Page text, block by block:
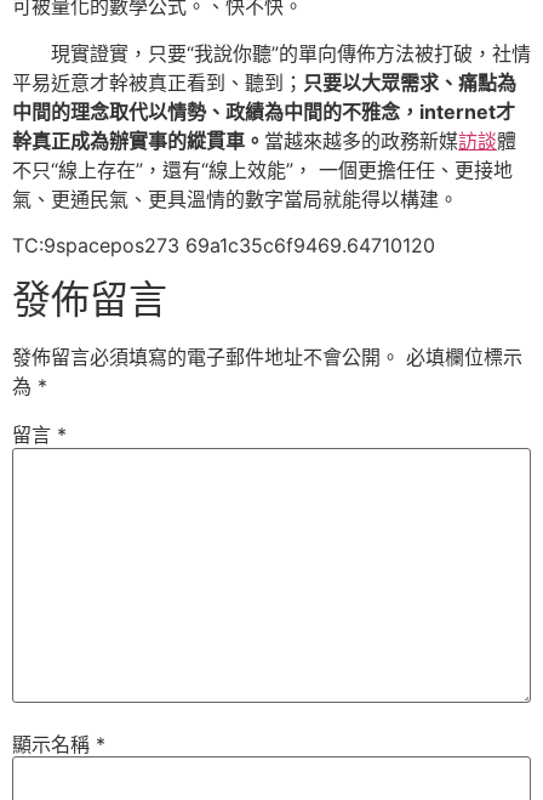
可被量化的數學公式。、快不快。
現實證實，只要“我說你聽”的單向傳佈方法被打破，社情
平易近意才幹被真正看到、聽到； 只要以大眾需求、痛點為
中間的理念取代以情勢、政績為中間的不雅念，internet才
幹真正成為辦實事的縱貫車。 當越來越多的政務新媒訪談體
不只“線上存在”，還有“線上效能”， 一個更擔任任、更接地
氣、更通民氣、更具溫情的數字當局就能得以構建。
TC:9spacepos273 69a1c35c6f9469.64710120
發佈留言
發佈留言必須填寫的電子郵件地址不會公開。 必填欄位標示
為 *
留言 *
顯示名稱 *